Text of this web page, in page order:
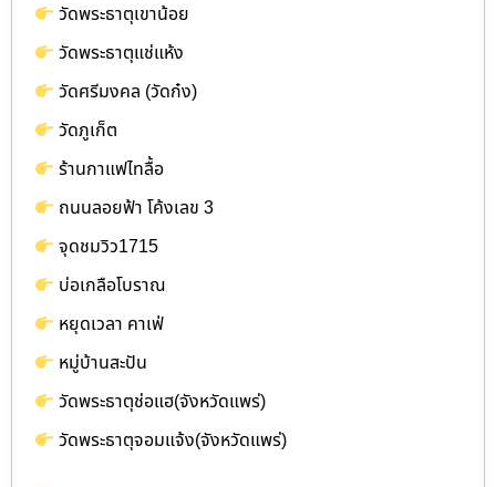
วัดพระธาตุเขาน้อย
วัดพระธาตุแช่แห้ง
วัดศรีมงคล (วัดก๋ง)
วัดภูเก็ต
ร้านกาแฟไทลื้อ
ถนนลอยฟ้า โค้งเลข 3
จุดชมวิว1715
บ่อเกลือโบราณ
หยุดเวลา คาเฟ่
หมู่บ้านสะปัน
วัดพระธาตุช่อแฮ(จังหวัดแพร่)
วัดพระธาตุจอมแจ้ง(จังหวัดแพร่)